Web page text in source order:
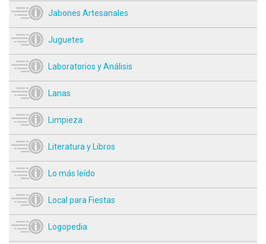
Jabones Artesanales
Juguetes
Laboratorios y Análisis
Lanas
Limpieza
Literatura y Libros
Lo más leído
Local para Fiestas
Logopedia